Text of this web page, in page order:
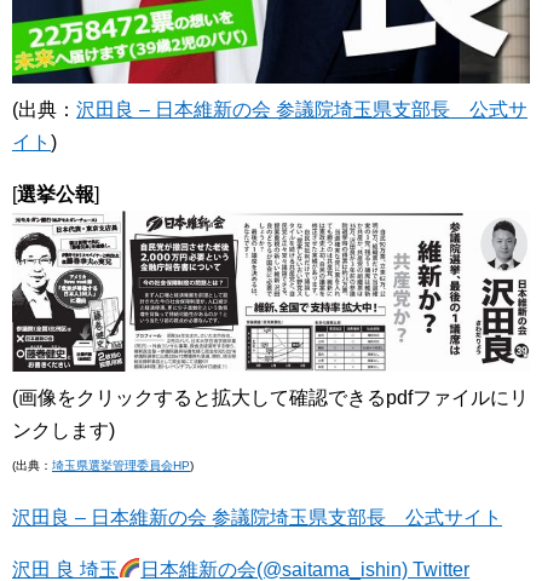
(出典： 沢田良 – 日本維新の会 参議院埼玉県支部長 公式サ
イト )
選挙公報
(画像をクリックすると拡大して確認できるpdfファイルにリ
ンクします)
(出典： 埼玉県選挙管理委員会HP)
沢田良 – 日本維新の会 参議院埼玉県支部長 公式サイト
沢田 良 埼玉 日本維新の会(@saitama_ishin) Twitter